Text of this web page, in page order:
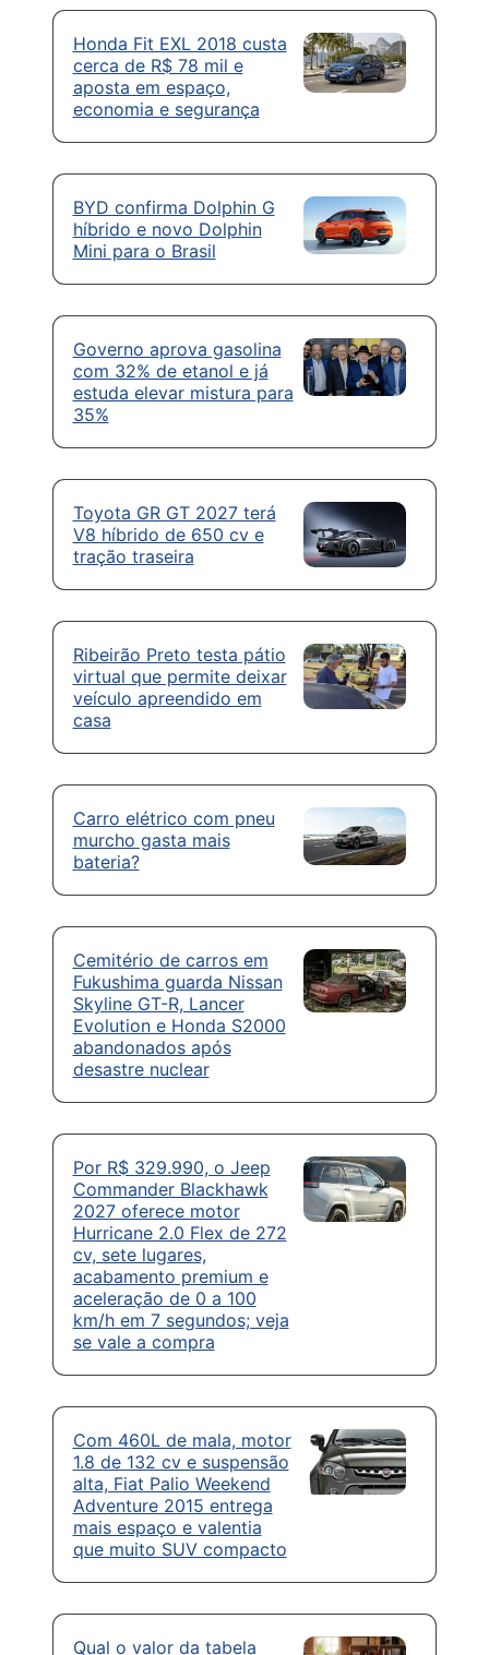
Honda Fit EXL 2018 custa
cerca de R$ 78 mil e
aposta em espaço,
economia e segurança
BYD confirma Dolphin G
híbrido e novo Dolphin
Mini para o Brasil
Governo aprova gasolina
com 32% de etanol e já
estuda elevar mistura para
35%
Toyota GR GT 2027 terá
V8 híbrido de 650 cv e
tração traseira
Ribeirão Preto testa pátio
virtual que permite deixar
veículo apreendido em
casa
Carro elétrico com pneu
murcho gasta mais
bateria?
Cemitério de carros em
Fukushima guarda Nissan
Skyline GT-R, Lancer
Evolution e Honda S2000
abandonados após
desastre nuclear
Por R$ 329.990, o Jeep
Commander Blackhawk
2027 oferece motor
Hurricane 2.0 Flex de 272
cv, sete lugares,
acabamento premium e
aceleração de 0 a 100
km/h em 7 segundos; veja
se vale a compra
Com 460L de mala, motor
1.8 de 132 cv e suspensão
alta, Fiat Palio Weekend
Adventure 2015 entrega
mais espaço e valentia
que muito SUV compacto
Qual o valor da tabela